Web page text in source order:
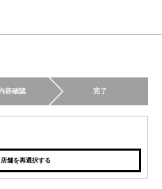
容確認 完了
店舗を再選択する